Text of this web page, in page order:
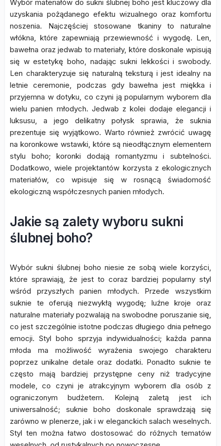
Wybór materiałów do sukni ślubnej boho jest kluczowy dla
uzyskania pożądanego efektu wizualnego oraz komfortu
noszenia. Najczęściej stosowane tkaniny to naturalne
włókna, które zapewniają przewiewność i wygodę. Len,
bawełna oraz jedwab to materiały, które doskonale wpisują
się w estetykę boho, nadając sukni lekkości i swobody.
Len charakteryzuje się naturalną teksturą i jest idealny na
letnie ceremonie, podczas gdy bawełna jest miękka i
przyjemna w dotyku, co czyni ją popularnym wyborem dla
wielu panien młodych. Jedwab z kolei dodaje elegancji i
luksusu, a jego delikatny połysk sprawia, że suknia
prezentuje się wyjątkowo. Warto również zwrócić uwagę
na koronkowe wstawki, które są nieodłącznym elementem
stylu boho; koronki dodają romantyzmu i subtelności.
Dodatkowo, wiele projektantów korzysta z ekologicznych
materiałów, co wpisuje się w rosnącą świadomość
ekologiczną współczesnych panien młodych.
Jakie są zalety wyboru sukni
ślubnej boho?
Wybór sukni ślubnej boho niesie ze sobą wiele korzyści,
które sprawiają, że jest to coraz bardziej popularny styl
wśród przyszłych panien młodych. Przede wszystkim
suknie te oferują niezwykłą wygodę; luźne kroje oraz
naturalne materiały pozwalają na swobodne poruszanie się,
co jest szczególnie istotne podczas długiego dnia pełnego
emocji. Styl boho sprzyja indywidualności; każda panna
młoda ma możliwość wyrażenia swojego charakteru
poprzez unikalne detale oraz dodatki. Ponadto suknie te
często mają bardziej przystępne ceny niż tradycyjne
modele, co czyni je atrakcyjnym wyborem dla osób z
ograniczonym budżetem. Kolejną zaletą jest ich
uniwersalność; suknie boho doskonale sprawdzają się
zarówno w plenerze, jak i w eleganckich salach weselnych.
Styl ten można łatwo dostosować do różnych tematów